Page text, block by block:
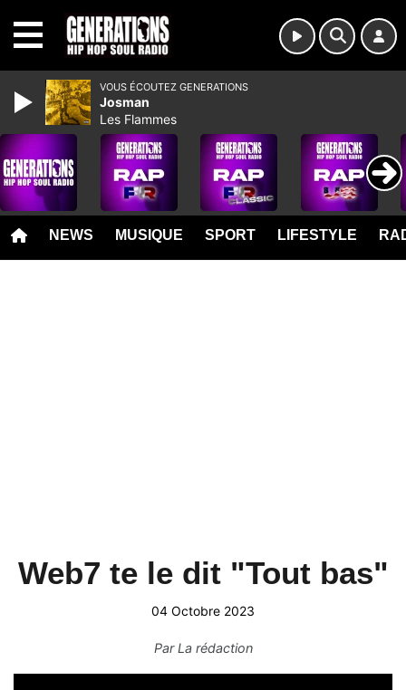
NEWS MUSIQUE SPORT LIFESTYLE
Web7 te le dit "Tout bas"
04 Octobre 2023
ParLa rédaction
VOUS ÉCOUTEZ GENERATIONS
Josman
Les Flammes